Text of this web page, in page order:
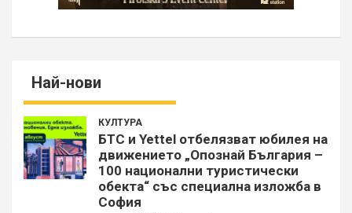
Най-нови
КУЛТУРА
БТС и Yettel отбелязват юбилея на
движението „Опознай България –
100 национални туристически
обекта“ със специална изложба в
София